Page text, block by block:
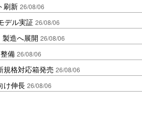
刷新 26/08/06
デル実証 26/08/06
造へ展開 26/08/06
備 26/08/06
規格対応箱発売 26/08/06
け伸長 26/08/06